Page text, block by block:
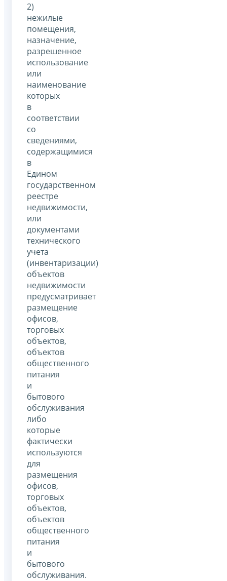
2)
нежилые
помещения,
назначение,
разрешенное
использование
или
наименование
которых
в
соответствии
со
сведениями,
содержащимися
в
Едином
государственном
реестре
недвижимости,
или
документами
технического
учета
(инвентаризации)
объектов
недвижимости
предусматривает
размещение
офисов,
торговых
объектов,
объектов
общественного
питания
и
бытового
обслуживания
либо
которые
фактически
используются
для
размещения
офисов,
торговых
объектов,
объектов
общественного
питания
и
бытового
обслуживания.